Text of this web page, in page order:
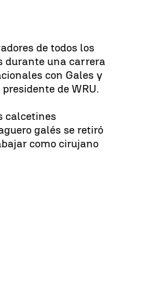
de todos los
durante una carrera
con Gales y
presidente de WRU.
calcetines
galés se retiró
como cirujano